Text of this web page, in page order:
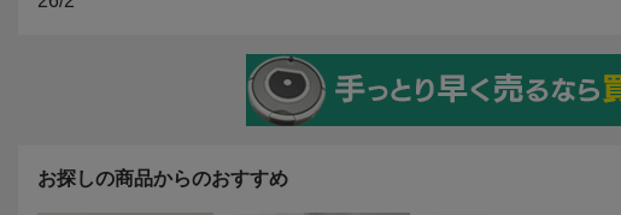
お探しの商品からのおすすめ